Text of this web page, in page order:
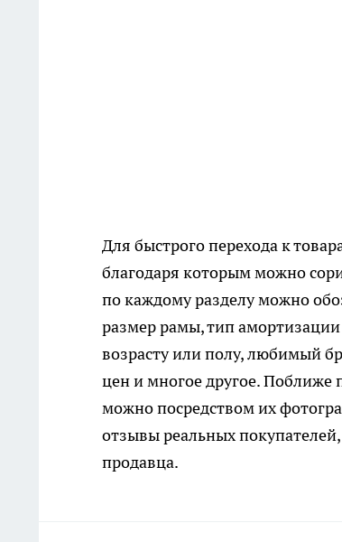
Для быстрого перехода к
благодаря которым можно
по каждому разделу можно
размер рамы, тип
возрасту или полу, любимый
цен и многое другое. Поближе
можно посредством их
отзывы реальных
продавца.